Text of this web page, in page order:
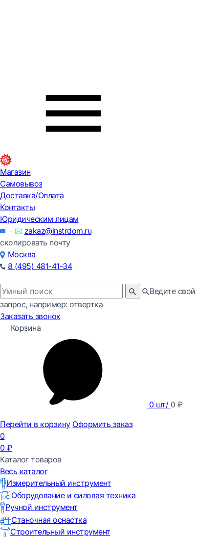
Магазин
Самовывоз
Доставка/Оплата
Контакты
Юридическим лицам
zakaz@instrdom.ru
скопировать почту
Москва
8 (495) 481-41-34
Ведите свой
запрос, например: отвертка
Заказать звонок
Корзина
0 шт/ 0 ₽
Перейти в корзину Оформить заказ
0
0 ₽
Каталог товаров
Весь каталог
Измерительный инструмент
Оборудование и силовая техника
Ручной инструмент
Станочная оснастка
Строительный инструмент